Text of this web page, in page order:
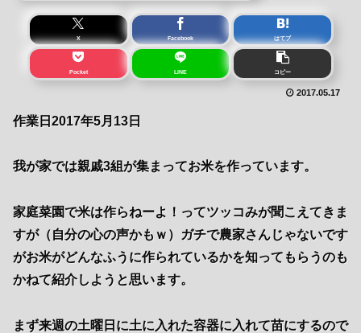
X Facebook はてブ
Pocket LINE コピー
2017.05.17
作業日2017年5月13日
我が家では親戚3組が集まってお米を作っています。
家庭菜園で米は作らねーよ！ってツッコみが聞こえてきま
すが（自分の心の声かもｗ）ガチで農家さんじゃないです
がお米がどんなふうに作られているかを知ってもらうのも
かねて紹介しようと思います。
まず来週の土曜日に土に入れた容器に入れて苗にするので